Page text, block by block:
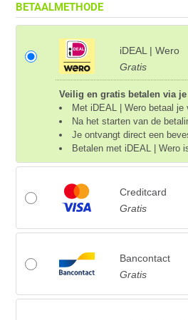
BETAALMETHODE
iDEAL | Wero
Gratis
Veilig en gratis betalen via
Met iDEAL | Wero betaal
Na het starten van de
Je ontvangt direct een
Betalen met iDEAL | Wero
Creditcard
Gratis
Bancontact
Gratis